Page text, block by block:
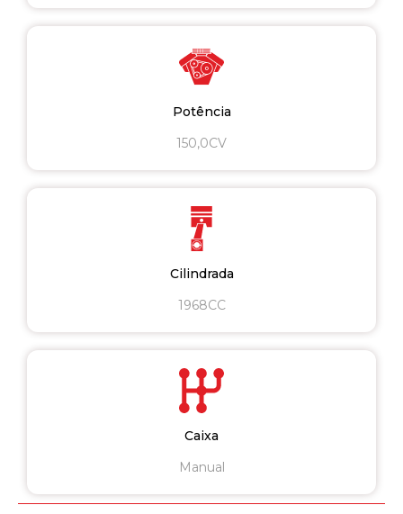
Potência
150,0CV
Cilindrada
1968CC
Caixa
Manual